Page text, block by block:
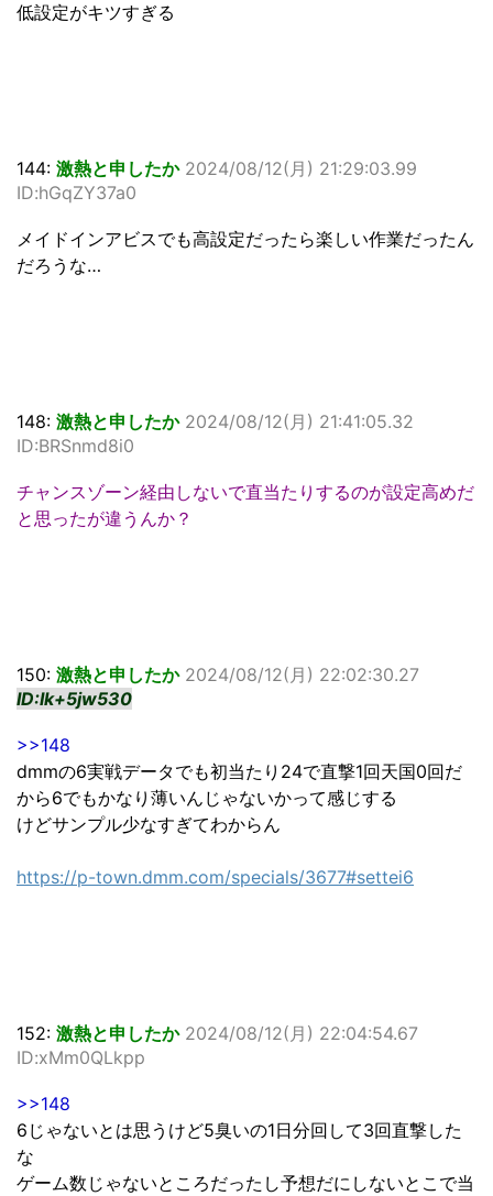
低設定がキツすぎる
144: 激熱と申したか 2024/08/12(月) 21:29:03.99
ID:hGqZY37a0
メイドインアビスでも高設定だったら楽しい作業だったん
だろうな…
148: 激熱と申したか 2024/08/12(月) 21:41:05.32
ID:BRSnmd8i0
チャンスゾーン経由しないで直当たりするのが設定高めだ
と思ったが違うんか？
150: 激熱と申したか 2024/08/12(月) 22:02:30.27
ID:Ik+5jw530
>>148
dmmの6実戦データでも初当たり24で直撃1回天国0回だ
から6でもかなり薄いんじゃないかって感じする
けどサンプル少なすぎてわからん
https://p-town.dmm.com/specials/3677#settei6
152: 激熱と申したか 2024/08/12(月) 22:04:54.67
ID:xMm0QLkpp
>>148
6じゃないとは思うけど5臭いの1日分回して3回直撃した
な
ゲーム数じゃないところだったし予想だにしないとこで当